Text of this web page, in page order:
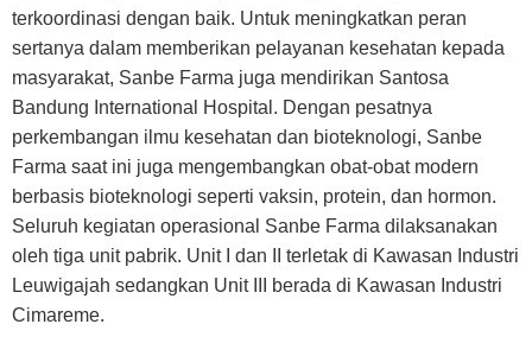
terkoordinasi dengan baik. Untuk meningkatkan peran
sertanya dalam memberikan pelayanan kesehatan kepada
masyarakat, Sanbe Farma juga mendirikan Santosa
Bandung International Hospital. Dengan pesatnya
perkembangan ilmu kesehatan dan bioteknologi, Sanbe
Farma saat ini juga mengembangkan obat-obat modern
berbasis bioteknologi seperti vaksin, protein, dan hormon.
Seluruh kegiatan operasional Sanbe Farma dilaksanakan
oleh tiga unit pabrik. Unit I dan II terletak di Kawasan Industri
Leuwigajah sedangkan Unit III berada di Kawasan Industri
Cimareme.